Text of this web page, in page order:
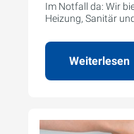
Im Notfall da: Wir
Heizung, Sanitär
Weiterlesen